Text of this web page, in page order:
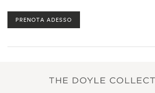
PRENOTA ADESSO